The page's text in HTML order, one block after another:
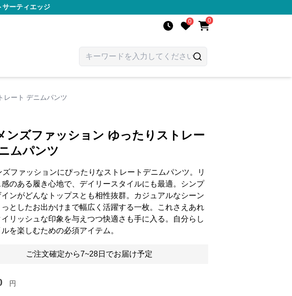
サーティエッジ
0 0
レート デニムパンツ
ンズファッション ゆったりストレー
ムパンツ
ズファッションにぴったりなストレートデニムパンツ。リ
のある履き心地で、デイリースタイルにも最適。シンプ
インがどんなトップスとも相性抜群。カジュアルなシーン
としたお出かけまで幅広く活躍する一枚。これさえあれ
リッシュな印象を与えつつ快適さも手に入る。自分らし
を楽しむための必須アイテム。
ご注文確定から7~28日でお届け予定
円